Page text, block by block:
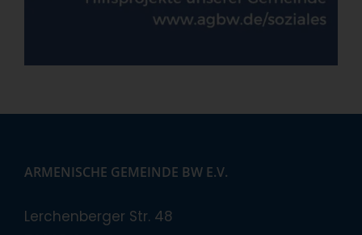
ARMENISCHE GEMEINDE BW E.V.
Lerchenberger Str. 48